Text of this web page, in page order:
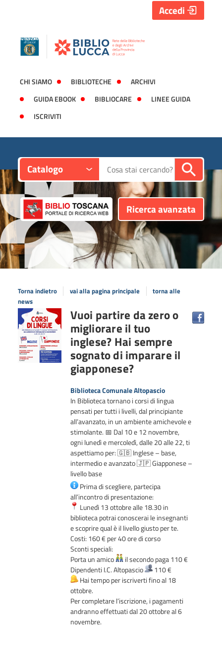
CHI SIAMO BIBLIOTECHE
ARCHIVI
GUIDA EBOOK
BIBLIOCARE
LINEE GUIDA
ISCRIVITI
Accedi
Catalogo Cerca su "Catalogo"
Ricerca avanzata
Torna indietro vai alla pagina principale
torna alle
news
Vuoi partire da zero o
migliorare il tuo
inglese? Hai sempre
sognato di imparare il
giapponese?
Biblioteca Comunale Altopascio
In Biblioteca tornano i corsi di lingua
pensati per tutti i livelli, dal principiante
all’avanzato, in un ambiente amichevole e
stimolante. 📅 Dal 10 e 12 novembre,
ogni lunedì e mercoledì, dalle 20 alle 22, ti
aspettiamo per: 🇬🇧 Inglese – base,
intermedio e avanzato 🇯🇵 Giapponese –
livello base
Prima di scegliere, partecipa
all’incontro di presentazione:
Lunedì 13 ottobre alle 18.30 in
biblioteca potrai conoscerai le insegnanti
e scoprire qual è il livello giusto per te.
Costi: 160 € per 40 ore di corso
Sconti speciali:
Porta un amico
il secondo paga 110 €
Dipendenti I.C. Altopascio
110 €
Hai tempo per iscriverti fino al 18
ottobre.
Per completare l’iscrizione, i pagamenti
andranno effettuati dal 20 ottobre al 6
novembre.